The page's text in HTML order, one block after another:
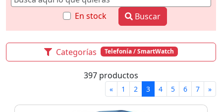
En stock Buscar
Categorías Telefonía / SmartWatch
397 productos
« 1 2 3 4 5 6 7 »